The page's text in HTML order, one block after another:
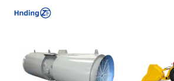
вентилятор SDS и
туннельный осевой
для туннельной
вентиляции.